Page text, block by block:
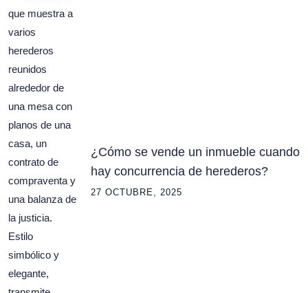
¿Cómo se vende un inmueble cuando
hay concurrencia de herederos?
27 OCTUBRE, 2025